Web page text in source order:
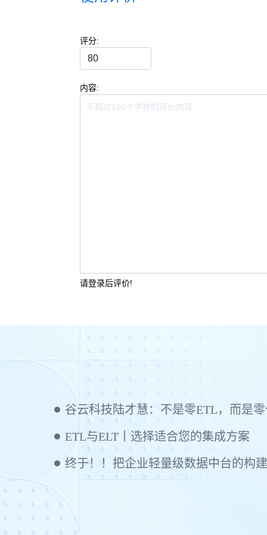
评分:
内容:
请登录后评价!
谷云科技陆才慧：不是零ETL，而是
ETL与ELT丨选择适合您的集成方案
终于！！把企业轻量级数据中台的构